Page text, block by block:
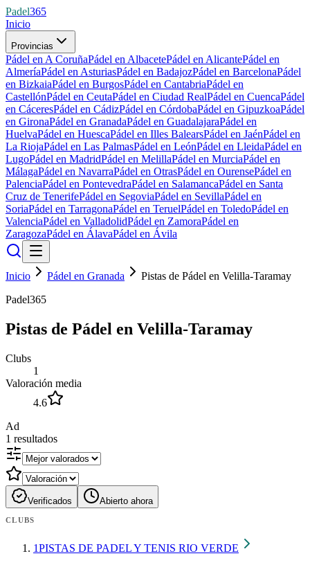
Padel365
Inicio
Provincias
Pádel en A CoruñaPádel en AlbacetePádel en AlicantePádel en
AlmeríaPádel en AsturiasPádel en BadajozPádel en BarcelonaPádel
en BizkaiaPádel en BurgosPádel en CantabriaPádel en
CastellónPádel en CeutaPádel en Ciudad RealPádel en CuencaPádel
en CáceresPádel en CádizPádel en CórdobaPádel en GipuzkoaPádel
en GironaPádel en GranadaPádel en GuadalajaraPádel en
HuelvaPádel en HuescaPádel en Illes BalearsPádel en JaénPádel en
La RiojaPádel en Las PalmasPádel en LeónPádel en LleidaPádel en
LugoPádel en MadridPádel en MelillaPádel en MurciaPádel en
MálagaPádel en NavarraPádel en OtrasPádel en OurensePádel en
PalenciaPádel en PontevedraPádel en SalamancaPádel en Santa
Cruz de TenerifePádel en SegoviaPádel en SevillaPádel en
SoriaPádel en TarragonaPádel en TeruelPádel en ToledoPádel en
ValenciaPádel en ValladolidPádel en ZamoraPádel en
ZaragozaPádel en ÁlavaPádel en Ávila
Inicio Pádel en Granada
Pistas de Pádel en Velilla-Taramay
Padel365
Pistas de Pádel en Velilla-Taramay
Clubs
1
Valoración media
4.6
Ad
1 resultados
Verificados Abierto ahora
CLUBS
1PISTAS DE PADEL Y TENIS RIO VERDE